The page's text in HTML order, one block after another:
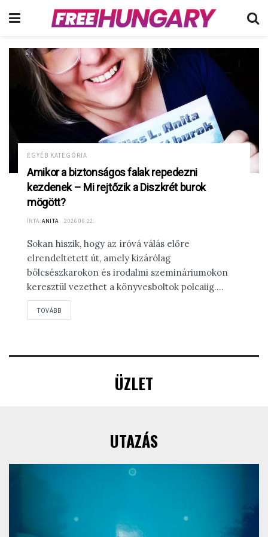
EGYÉB KATEGÓRIA
Amikor a biztonságos falak repedezni
kezdenek – Mi rejtőzik a Diszkrét burok
mögött?
ÍRTA:ANITA 2026.06.22.
Sokan hiszik, hogy az íróvá válás előre
elrendeltetett út, amely kizárólag
bölcsészkarokon és irodalmi szemináriumokon
keresztül vezethet a könyvesboltok polcaiig....
TOVÁBBDETAILS
ÜZLET
UTAZÁS